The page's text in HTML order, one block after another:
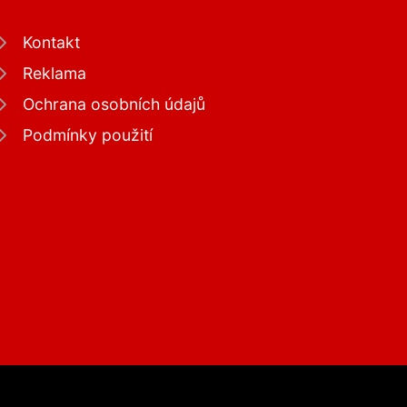
Kontakt
Reklama
Ochrana osobních údajů
Podmínky použití